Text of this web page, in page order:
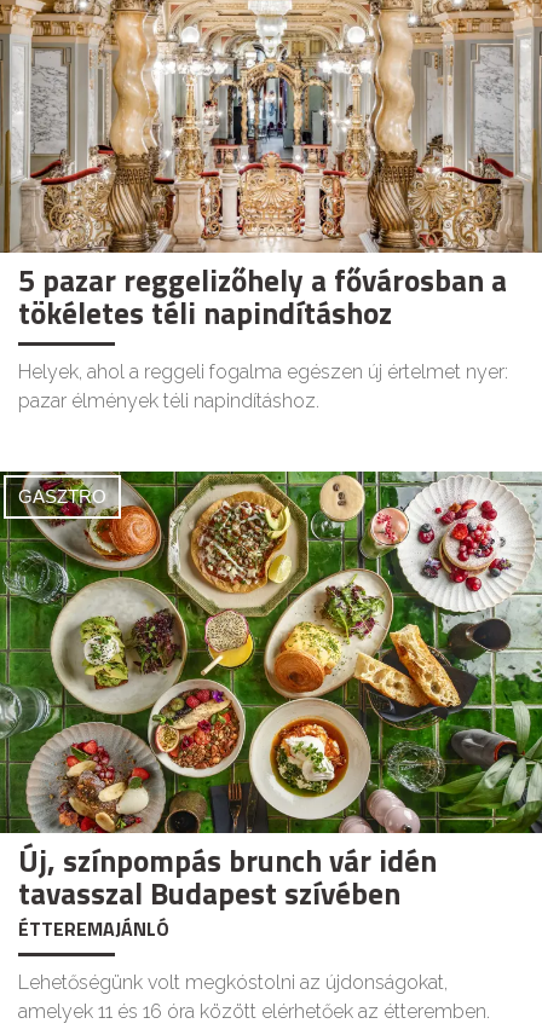
5 pazar reggelizőhely a fővárosban a
tökéletes téli napindításhoz
Helyek, ahol a reggeli fogalma egészen új értelmet nyer:
pazar élmények téli napindításhoz.
GASZTRO
Új, színpompás brunch vár idén
tavasszal Budapest szívében
ÉTTEREMAJÁNLÓ
Lehetőségünk volt megkóstolni az újdonságokat,
amelyek 11 és 16 óra között elérhetőek az étteremben.